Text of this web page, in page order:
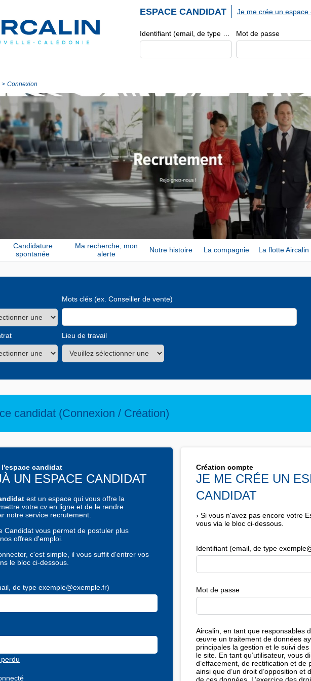
ESPACE CANDIDAT
Mot de passe
Je me crée un espace
Connexion
Candidature
spontanée
Ma recherche, mon
alerte
Notre histoire La compagnie La flotte Aircalin
Mots clés (ex. Conseiller de vente)
Lieu de travail
candidat (Connexion / Création)
UN ESPACE CANDIDAT
est un espace qui vous offre la
votre cv en ligne et de le rendre
notre service recrutement.
Candidat vous permet de postuler plus
offres d'emploi.
c'est simple, il vous suffit d'entrer vos
le bloc ci-dessous.
candidat
de type exemple@exemple.fr)
JE ME CRÉE UN
CANDIDAT
› Si vous n'avez pas encore votre
vous via le bloc ci-dessous.
Création compte
Identifiant (email, de type
Mot de passe
Aircalin, en tant que responsables
œuvre un traitement de données
principales la gestion et le suivi
le site. En tant qu’utilisateur, vous
d’effacement, de rectification et de
ainsi que d’un droit d’opposition et
de ces données. L’exercice des